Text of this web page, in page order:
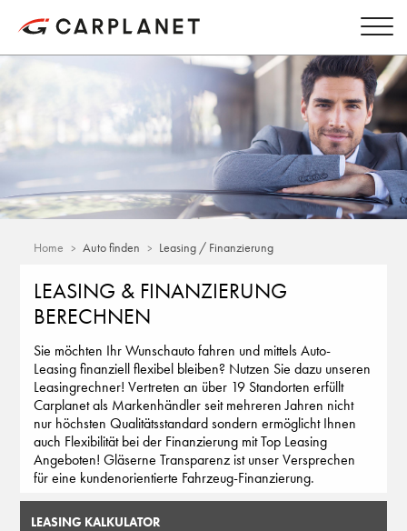
Home Auto finden Leasing / Finanzierung
LEASING & FINANZIERUNG
BERECHNEN
Sie möchten Ihr Wunschauto fahren und mittels Auto-
Leasing finanziell flexibel bleiben? Nutzen Sie dazu unseren
Leasingrechner! Vertreten an über 19 Standorten erfüllt
Carplanet als Markenhändler seit mehreren Jahren nicht
nur höchsten Qualitätsstandard sondern ermöglicht Ihnen
auch Flexibilität bei der Finanzierung mit Top Leasing
Angeboten! Gläserne Transparenz ist unser Versprechen
für eine kundenorientierte Fahrzeug-Finanzierung.
LEASING KALKULATOR